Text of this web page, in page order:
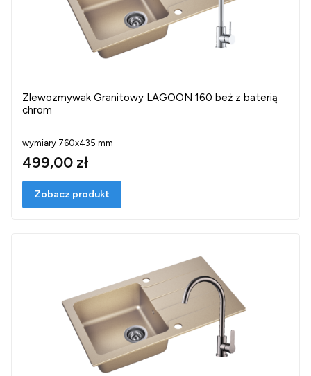
Zlewozmywak Granitowy LAGOON 160 beż z baterią
chrom
wymiary 760x435 mm
499,00 zł
Zobacz produkt